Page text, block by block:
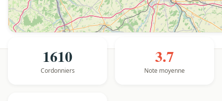
1610
Cordonniers
3.7
Note moyenne